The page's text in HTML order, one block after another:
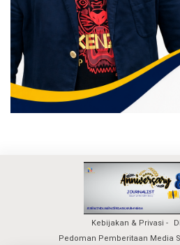
Kebijakan & Privasi
Pedoman Pemberitaan Media